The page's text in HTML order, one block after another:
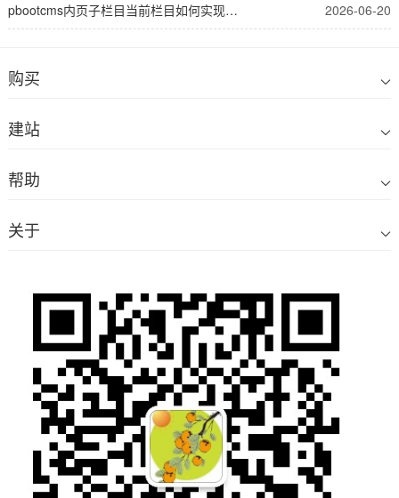
pbootcms内页子栏目当前栏目如何实现高亮显示 2026-06-20
购买
建站
帮助
关于